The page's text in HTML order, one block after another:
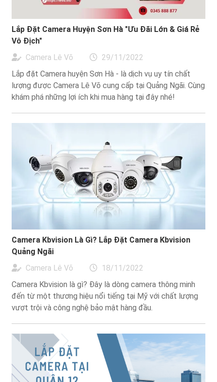
Lắp Đặt Camera Huyện Sơn Hà ″Ưu Đãi Lớn & Giá Rẻ
Vô Địch″
Camera Lê Võ
29/11/2022
Lắp đặt Camera huyện Sơn Hà - là dịch vụ uy tín chất
lượng được Camera Lê Võ cung cấp tại Quảng Ngãi. Cùng
khám phá những lợi ích khi mua hàng tại đây nhé!
Camera Kbvision Là Gì? Lắp Đặt Camera Kbvision
Quảng Ngãi
Camera Lê Võ
18/11/2022
Camera Kbvision là gì? Đây là dòng camera thông minh
đến từ một thương hiệu nổi tiếng tại Mỹ với chất lượng
vượt trội và công nghệ bảo mật hàng đầu.